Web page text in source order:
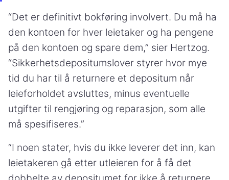
“Det er definitivt bokføring involvert. Du må ha
den kontoen for hver leietaker og ha pengene
på den kontoen og spare dem,” sier Hertzog.
“Sikkerhetsdepositumslover styrer hvor mye
tid du har til å returnere et depositum når
leieforholdet avsluttes, minus eventuelle
utgifter til rengjøring og reparasjon, som alle
må spesifiseres.”
“I noen stater, hvis du ikke leverer det inn, kan
leietakeren gå etter utleieren for å få det